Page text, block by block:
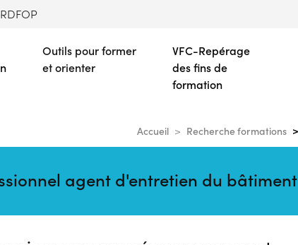
Outils pour former
et orienter
VFC-Repérage
des fins de
formation
Accueil Recherche formations
agent d'entretien du bâtiment